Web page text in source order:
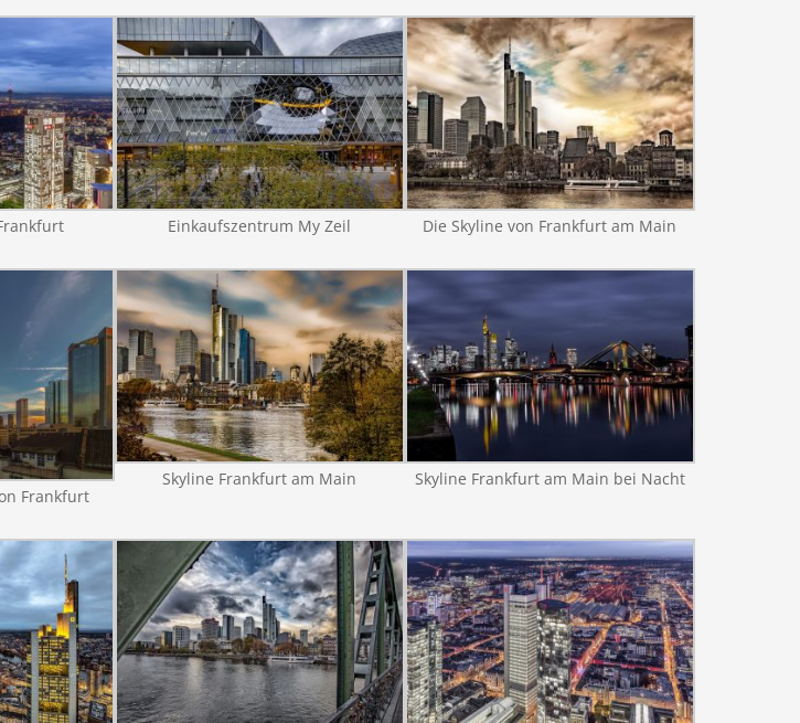
Einkaufszentrum My Zeil Die Skyline von Frankfurt am Main
Frankfurt
Skyline Frankfurt am Main Skyline Frankfurt am Main bei Nacht